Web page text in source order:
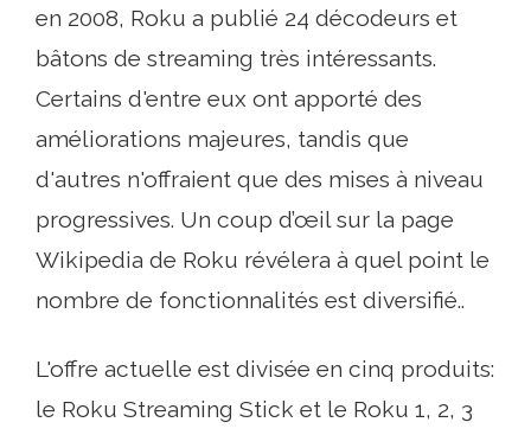
en 2008, Roku a publié 24 décodeurs et
bâtons de streaming très intéressants.
Certains d'entre eux ont apporté des
améliorations majeures, tandis que
d'autres n'offraient que des mises à niveau
progressives. Un coup d’œil sur la page
Wikipedia de Roku révélera à quel point le
nombre de fonctionnalités est diversifié..
L'offre actuelle est divisée en cinq produits:
le Roku Streaming Stick et le Roku 1, 2, 3